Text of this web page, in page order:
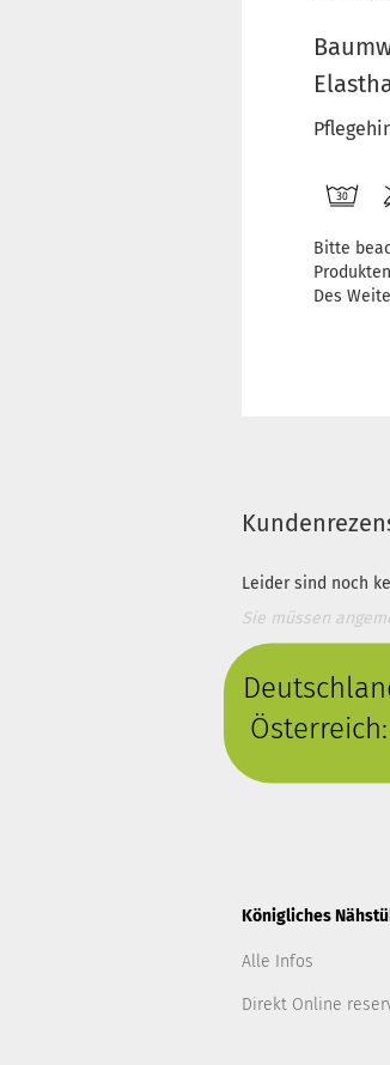
Bitte
Des
Leider sind noch
Sie müssen
Königliches
Alle Infos
Direkt Online